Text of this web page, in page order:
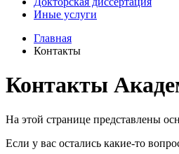
Иные услуги
Главная
Контакты
Контакты
На этой странице представлены
Если у вас остались какие-то